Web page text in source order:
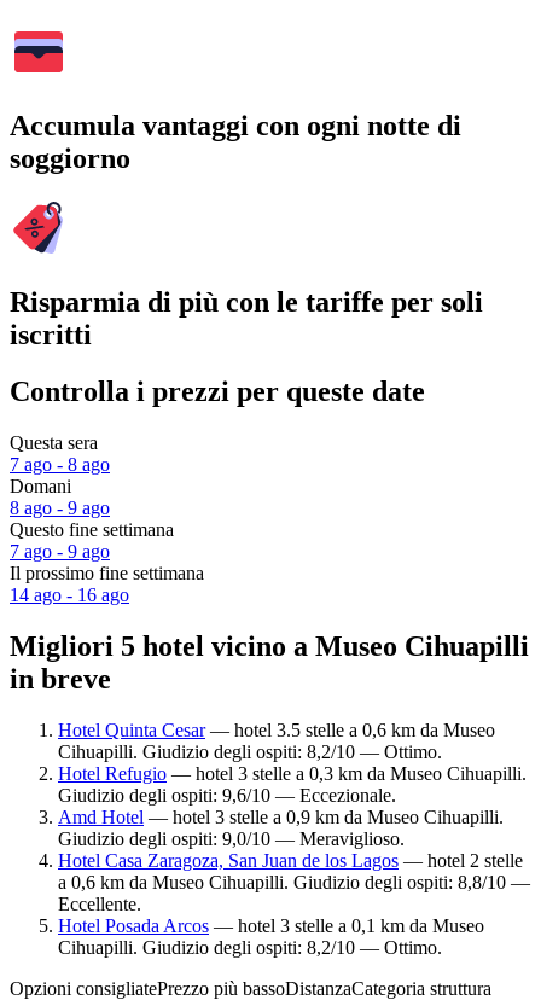
Accumula vantaggi con ogni notte di
soggiorno
Risparmia di più con le tariffe per soli
iscritti
Controlla i prezzi per queste date
Questa sera
7 ago - 8 ago
Domani
8 ago - 9 ago
Questo fine settimana
7 ago - 9 ago
Il prossimo fine settimana
14 ago - 16 ago
Migliori 5 hotel vicino a Museo Cihuapilli
in breve
Hotel Quinta Cesar— hotel 3.5 stelle a 0,6 km da Museo
Cihuapilli. Giudizio degli ospiti: 8,2/10 — Ottimo.
Hotel Refugio — hotel 3 stelle a 0,3 km da Museo Cihuapilli.
Giudizio degli ospiti: 9,6/10 — Eccezionale.
Amd Hotel — hotel 3 stelle a 0,9 km da Museo Cihuapilli.
Giudizio degli ospiti: 9,0/10 — Meraviglioso.
Hotel Casa Zaragoza, San Juan de los Lagos — hotel 2 stelle
a 0,6 km da Museo Cihuapilli. Giudizio degli ospiti: 8,8/10 —
Eccellente.
Hotel Posada Arcos — hotel 3 stelle a 0,1 km da Museo
Cihuapilli. Giudizio degli ospiti: 8,2/10 — Ottimo.
Opzioni consigliatePrezzo più bassoDistanzaCategoria struttura